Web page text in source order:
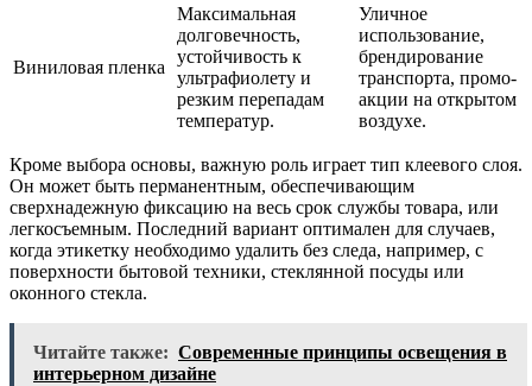
Виниловая пленка
Максимальная
долговечность,
устойчивость к
ультрафиолету и
резким перепадам
температур.
Уличное
использование,
брендирование
транспорта, промо-
акции на открытом
воздухе.
Кроме выбора основы, важную роль играет тип клеевого слоя.
Он может быть перманентным, обеспечивающим
сверхнадежную фиксацию на весь срок службы товара, или
легкосъемным. Последний вариант оптимален для случаев,
когда этикетку необходимо удалить без следа, например, с
поверхности бытовой техники, стеклянной посуды или
оконного стекла.
Читайте также: Современные принципы освещения в
интерьерном дизайне